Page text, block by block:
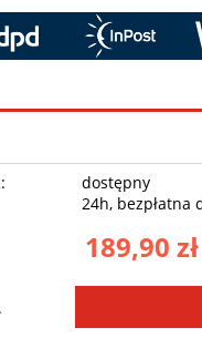
dostępny
24h, bezpłatna
189,90 zł